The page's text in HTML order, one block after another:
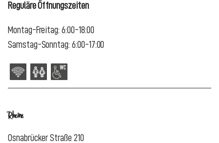
Reguläre Öffnungszeiten
Montag-Freitag: 6:00-18:00
Samstag-Sonntag: 6:00-17:00
Rheine
Osnabrücker Straße 210